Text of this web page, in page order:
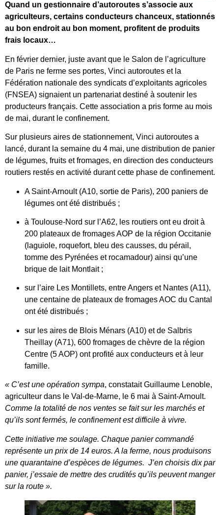
Quand un gestionnaire d’autoroutes s’associe aux
agriculteurs, certains conducteurs chanceux, stationnés
au bon endroit au bon moment, profitent de produits
frais locaux…
En février dernier, juste avant que le Salon de l’agriculture
de Paris ne ferme ses portes, Vinci autoroutes et la
Fédération nationale des syndicats d’exploitants agricoles
(FNSEA) signaient un partenariat destiné à soutenir les
producteurs français. Cette association a pris forme au mois
de mai, durant le confinement.
Sur plusieurs aires de stationnement, Vinci autoroutes a
lancé, durant la semaine du 4 mai, une distribution de panier
de légumes, fruits et fromages, en direction des conducteurs
routiers restés en activité durant cette phase de confinement.
A Saint-Arnoult (A10, sortie de Paris), 200 paniers de
légumes ont été distribués ;
à Toulouse-Nord sur l’A62, les routiers ont eu droit à
200 plateaux de fromages AOP de la région Occitanie
(laguiole, roquefort, bleu des causses, du pérail,
tomme des Pyrénées et rocamadour) ainsi qu’une
brique de lait Montlait ;
sur l’aire Les Montillets, entre Angers et Nantes (A11),
une centaine de plateaux de fromages AOC du Cantal
ont été distribués ;
sur les aires de Blois Ménars (A10) et de Salbris
Theillay (A71), 600 fromages de chèvre de la région
Centre (5 AOP) ont profité aux conducteurs et à leur
famille.
« C’est une opération sympa, constatait Guillaume Lenoble,
agriculteur dans le Val-de-Marne, le 6 mai à Saint-Arnoult.
Comme la totalité de nos ventes se fait sur les marchés et
qu’ils sont fermés, le confinement est difficile à vivre.
Cette initiative me soulage. Chaque panier commandé
représente un prix de 14 euros. A la ferme, nous produisons
une quarantaine d’espèces de légumes. J’en choisis dix par
panier, j’essaie de mettre des crudités qu’ils peuvent manger
sur la route ».